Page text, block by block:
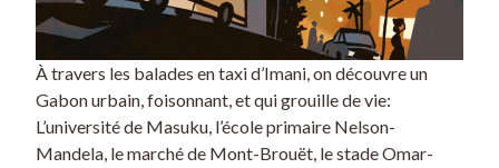
À travers les balades en taxi d’Imani, on découvre un
Gabon urbain, foisonnant, et qui grouille de vie:
L’université de Masuku, l’école primaire Nelson-
Mandela, le marché de Mont-Brouët, le stade Omar-